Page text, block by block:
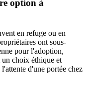
option à
en refuge ou en
ont sous-
pour l'adoption,
choix éthique et
d'une portée chez